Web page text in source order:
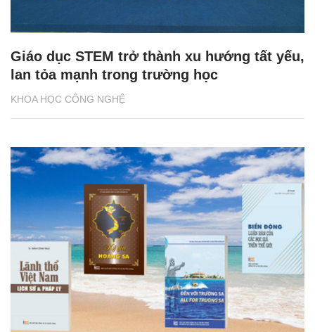
KHOA HỌC CÔNG NGHỆ
Giáo dục STEM trở thành xu hướng tất yếu,
lan tỏa mạnh trong trường học